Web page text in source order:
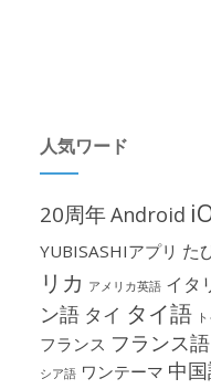
人気ワード
20周年Android
YUBISASHIアプリ た
リカ アメリカ英語 イタ
ン語 タイ タイ語
フランス フランス語
シア語 ワンテーマ 中